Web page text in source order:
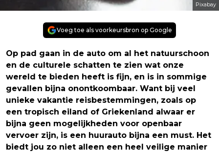
Pixabay
Voeg toe als voorkeursbron op Google
Op pad gaan in de auto om al het natuurschoon
en de culturele schatten te zien wat onze
wereld te bieden heeft is fijn, en is in sommige
gevallen bijna onontkoombaar. Want bij veel
unieke vakantie reisbestemmingen, zoals op
een tropisch eiland of Griekenland alwaar er
bijna geen mogelijkheden voor openbaar
vervoer zijn, is een huurauto bijna een must. Het
biedt jou zo niet alleen een heel veilige manier